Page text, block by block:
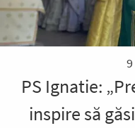
PS Ignatie:
inspire să